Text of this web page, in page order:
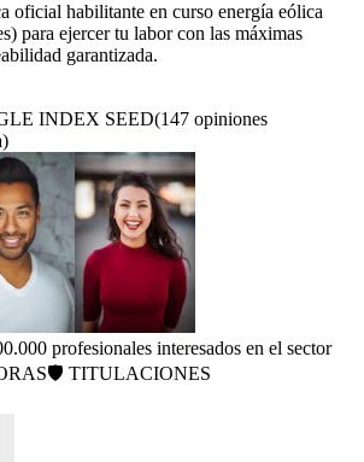
oficial habilitante en curso energía eólica
para ejercer tu labor con las máximas
garantizada.
INDEX SEED(147 opiniones
profesionales interesados en el sector
🛡️ TITULACIONES